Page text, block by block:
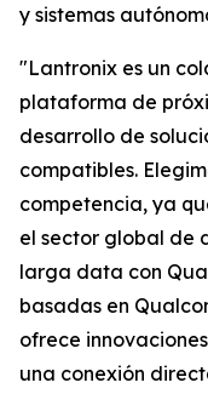
y sistemas
"Lantronix es un
plataforma de
desarrollo de
compatibles.
competencia, ya
el sector global de
larga data con
basadas en
ofrece
una conexión